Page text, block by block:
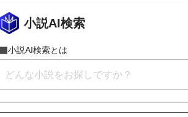
小説AI検索
小説AI検索とは